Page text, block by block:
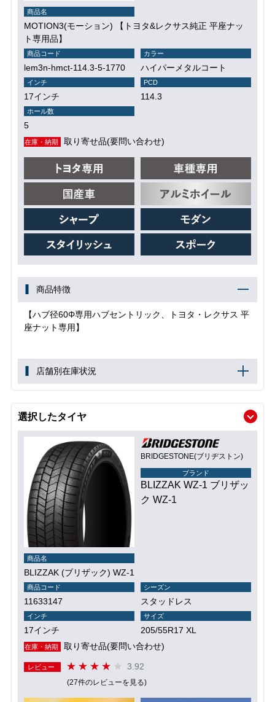
商品名
MOTION3(モーション) 【トヨタ&レクサス純正 平座ナッ
ト専用品】
商品コード
lem3n-hmct-114.3-5-1770
カラー
ハイパーメタルコート
インチ
17インチ
PCD
114.3
ホール数
5
在庫・納期 取り寄せ品(要問い合わせ)
商品特徴
【ハブ径60Φ専用ハブセントリック、トヨタ・レクサス 平
座ナット専用】
店舗別在庫状況
選択したタイヤ
BRIDGESTONE(ブリヂストン)
ブランド
BLIZZAK WZ-1 ブリザッ
ク WZ-1
商品名
BLIZZAK (ブリザック) WZ-1
商品コード
11633147
シーズン
スタッドレス
インチ
17インチ
サイズ
205/55R17 XL
在庫・納期 取り寄せ品(要問い合わせ)
レビュー 3.92
(27件のレビューを見る)